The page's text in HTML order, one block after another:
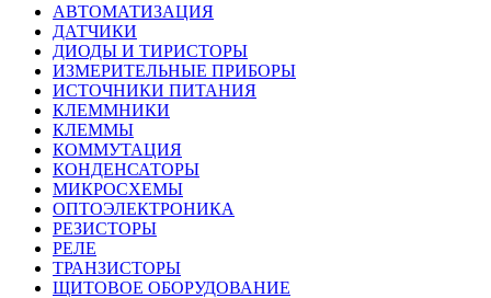
АВТОМАТИЗАЦИЯ
ДАТЧИКИ
ДИОДЫ И ТИРИСТОРЫ
ИЗМЕРИТЕЛЬНЫЕ ПРИБОРЫ
ИСТОЧНИКИ ПИТАНИЯ
КЛЕММНИКИ
КЛЕММЫ
КОММУТАЦИЯ
КОНДЕНСАТОРЫ
МИКРОСХЕМЫ
ОПТОЭЛЕКТРОНИКА
РЕЗИСТОРЫ
РЕЛЕ
ТРАНЗИСТОРЫ
ЩИТОВОЕ ОБОРУДОВАНИЕ